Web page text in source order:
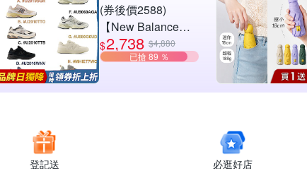
(券後價2588)
【New Balance】
2010系列/9060系
列/防水慢跑鞋/越野
$2,738 $4,880
已搶 89 ％
登記送 必逛好店